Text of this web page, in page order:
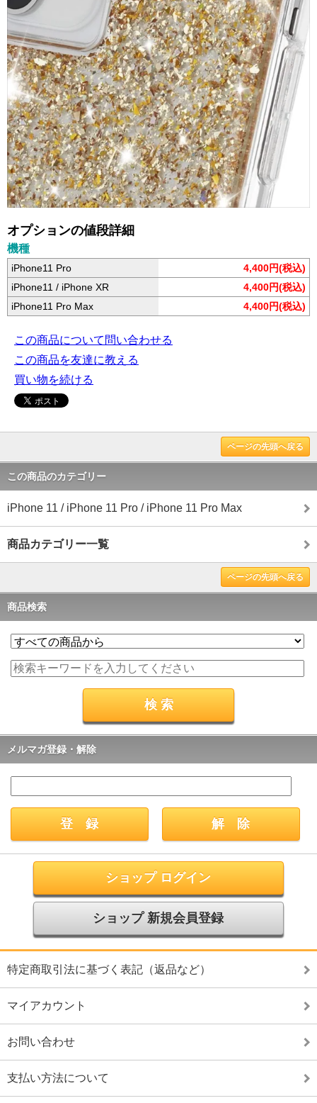
オプションの値段詳細
機種
iPhone11 Pro
4,400円(税込)
iPhone11 / iPhone XR
4,400円(税込)
iPhone11 Pro Max
4,400円(税込)
この商品について問い合わせる
この商品を友達に教える
買い物を続ける
ページの先頭へ戻る
この商品のカテゴリー
iPhone 11 / iPhone 11 Pro / iPhone 11 Pro Max
商品カテゴリー一覧
ページの先頭へ戻る
商品検索
メルマガ登録・解除
ショップ ログイン
ショップ 新規会員登録
特定商取引法に基づく表記（返品など）
マイアカウント
お問い合わせ
支払い方法について